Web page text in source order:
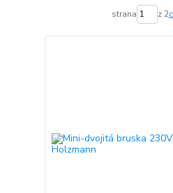
strana z 2